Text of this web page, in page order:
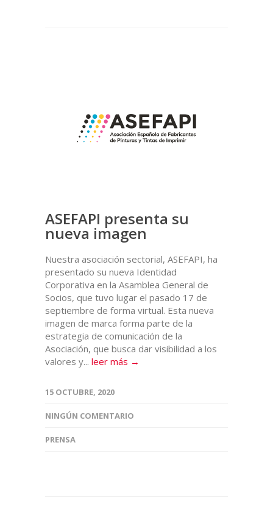
ASEFAPI presenta su
nueva imagen
Nuestra asociación sectorial, ASEFAPI, ha
presentado su nueva Identidad
Corporativa en la Asamblea General de
Socios, que tuvo lugar el pasado 17 de
septiembre de forma virtual. Esta nueva
imagen de marca forma parte de la
estrategia de comunicación de la
Asociación, que busca dar visibilidad a los
valores y... leer más →
15 OCTUBRE, 2020
NINGÚN COMENTARIO
PRENSA